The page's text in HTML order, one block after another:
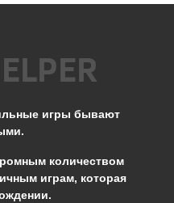
игры бывают
количеством
играм, которая